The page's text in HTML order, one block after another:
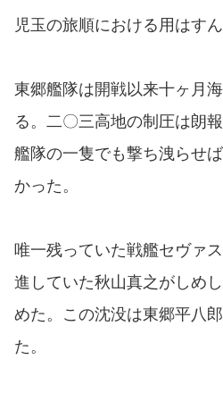
児玉の旅順における用はすん
東郷艦隊は開戦以来十ヶ月
る。二〇三高地の制圧は朗
艦隊の一隻でも撃ち洩らせ
かった。
唯一残っていた戦艦セヴァ
進していた秋山真之がしめ
めた。この沈没は東郷平八
た。